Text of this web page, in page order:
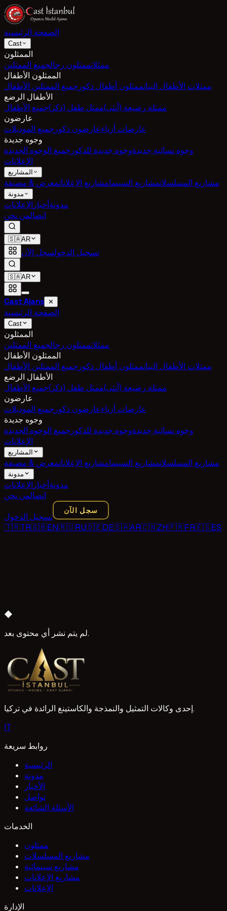
الصفحة الرئيسية
Cast
الممثلون
ممثلاتممثلون رجالجميع الممثلين
الممثلون الأطفال
ممثلات الأطفال البناتممثلون أطفال ذكور جميع الممثلين الأطفال
الأطفال الرضع
ممثلة رضيعة (أنثى)ممثل طفل (ذكر)جميع الأطفال
عارضون
عارضات أزياءعارضون ذكور جميع الموديلات
وجوه جديدة
وجوه نسائية جديدةوجوه جديدة للذكور جميع الوجوه الجديدة
الإعلانات
المشاريع
مشاريع المسلسلاتمشاريع السينمامشاريع الإعلاناتمعرض & مضيفة
مدونة
مدونةأخبار الإعلانات
اتصالمن نحن
🇸🇦AR
تسجيل الدخولسجل الآن
🇸🇦AR
Cast Ajans ✕
الصفحة الرئيسية
Cast
الممثلون
ممثلاتممثلون رجالجميع الممثلين
الممثلون الأطفال
ممثلات الأطفال البناتممثلون أطفال ذكور جميع الممثلين الأطفال
الأطفال الرضع
ممثلة رضيعة (أنثى)ممثل طفل (ذكر)جميع الأطفال
عارضون
عارضات أزياءعارضون ذكور جميع الموديلات
وجوه جديدة
وجوه نسائية جديدةوجوه جديدة للذكور جميع الوجوه الجديدة
الإعلانات
المشاريع
مشاريع المسلسلاتمشاريع السينمامشاريع الإعلاناتمعرض & مضيفة
مدونة
مدونةأخبار الإعلانات
اتصالمن نحن
تسجيل الدخول
سجل الآن
🇹🇷TR🇬🇧EN🇷🇺RU🇩🇪DE🇸🇦AR🇨🇳ZH🇫🇷FR🇪🇸ES
◆
لم يتم نشر أي محتوى بعد.
إحدى وكالات التمثيل والنمذجة والكاستينغ الرائدة في تركيا.
IT
روابط سريعة
الرئيسية
مدونة
الأخبار
تواصل
الأسئلة الشائعة
الخدمات
ممثلون
مشاريع المسلسلات
مشاريع سينمائية
مشاريع الإعلانات
الإعلانات
الإدارة